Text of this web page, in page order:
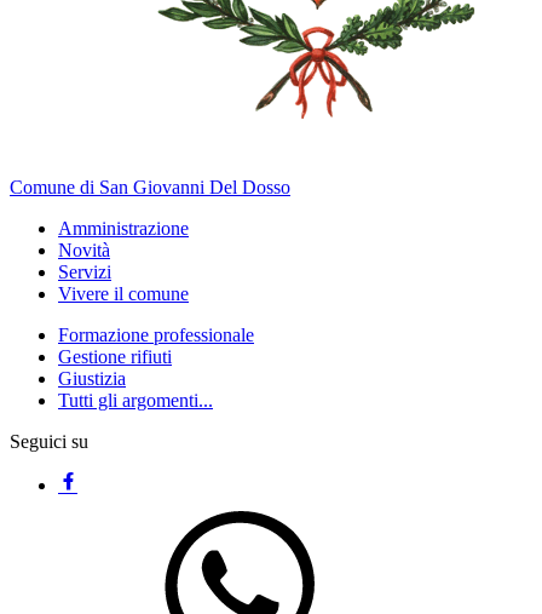
Comune di San Giovanni Del Dosso
Amministrazione
Novità
Servizi
Vivere il comune
Formazione professionale
Gestione rifiuti
Giustizia
Tutti gli argomenti...
Seguici su